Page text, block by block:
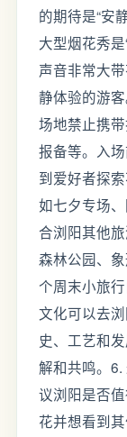
的期待是“安
大型烟花秀
声音非常大
静体验的游
场地禁止携
报备等。入
到爱好者探
如七夕专场
合浏阳其他
森林公园、
个周末小旅
文化可以去
史、工艺和
解和共鸣。
议浏阳是否
花并想看到